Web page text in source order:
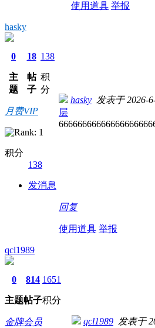
使用道具 举报
hasky
0
主
题
18
帖
子
138
积
分
月费VIP
积分
138
发消息
hasky 发表于 2026-
层
回复
使用道具 举报
qcl1989
0
主题
814
帖子
1651
积分
金牌会员 qcl1989 发表于